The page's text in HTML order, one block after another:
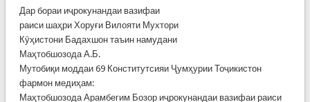
Дар бораи иҷрокунандаи вазифаи
раиси шаҳри Хоруғи Вилояти Мухтори
Кӯҳистони Бадахшон таъин намудани
Маҳтобшозода А.Б.
Мутобиқи моддаи 69 Конститутсияи Ҷумҳурии Тоҷикистон
фармон медиҳам:
Маҳтобшозода Арамбегим Бозор иҷрокунандаи вазифаи раиси